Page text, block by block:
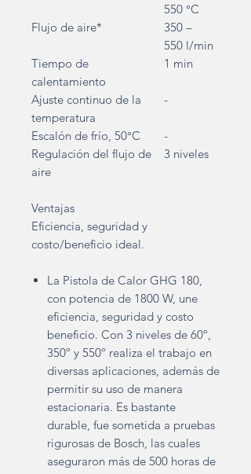
550 °C
Flujo de aire*
350 –
550 l/min
Tiempo de
calentamiento
1 min
Ajuste continuo de la
temperatura
-
Escalón de frío, 50°C
-
Regulación del flujo de
aire
3 niveles
Ventajas
Eficiencia, seguridad y
costo/beneficio ideal.
La Pistola de Calor GHG 180,
con potencia de 1800 W, une
eficiencia, seguridad y costo
beneficio. Con 3 niveles de 60º,
350º y 550º realiza el trabajo en
diversas aplicaciones, además de
permitir su uso de manera
estacionaria. Es bastante
durable, fue sometida a pruebas
rigurosas de Bosch, las cuales
aseguraron más de 500 horas de